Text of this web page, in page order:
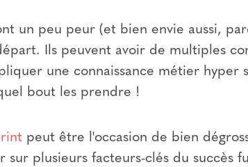
un peu peur (et bien envie aussi,
Ils peuvent avoir de multiples
une connaissance métier hyper
bout les prendre !
peut être l'occasion de bien
plusieurs facteurs-clés du succès